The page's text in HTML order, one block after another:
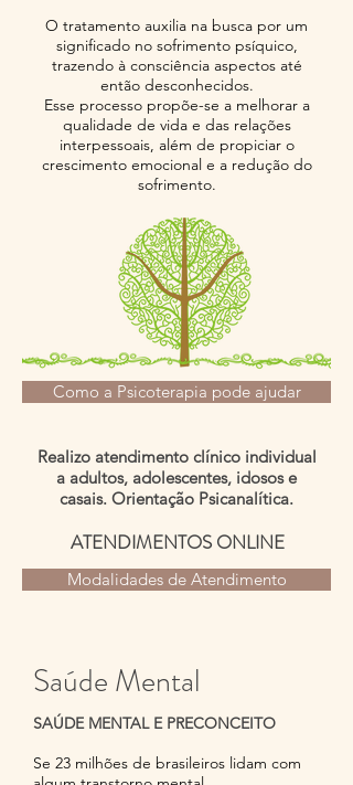
O tratamento auxilia na busca por um
significado no sofrimento psíquico,
trazendo à consciência aspectos até
então desconhecidos.
Esse processo propõe-se a melhorar a
qualidade de vida e das relações
interpessoais, além de propiciar o
crescimento emocional e a redução do
sofrimento.
Como a Psicoterapia pode ajudar
Realizo atendimento clínico individual
a adultos, adolescentes, idosos e
casais. Orientação Psicanalítica.
ATENDIMENTOS ONLINE
Modalidades de Atendimento
Saúde Mental
SAÚDE MENTAL E PRECONCEITO
Se 23 milhões de brasileiros lidam com